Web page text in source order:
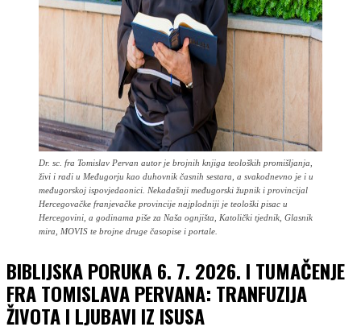
Dr. sc. fra Tomislav Pervan autor je brojnih knjiga teoloških promišljanja,
živi i radi u Međugorju kao duhovnik časnih sestara, a svakodnevno je i u
međugorskoj ispovjedaonici. Nekadašnji međugorski župnik i provincijal
Hercegovačke franjevačke provincije najplodniji je teološki pisac u
Hercegovini, a godinama piše za Naša ognjišta, Katolički tjednik, Glasnik
mira, MOVIS te brojne druge časopise i portale.
BIBLIJSKA PORUKA 6. 7. 2026. I TUMAČENJE
FRA TOMISLAVA PERVANA: TRANFUZIJA
ŽIVOTA I LJUBAVI IZ ISUSA